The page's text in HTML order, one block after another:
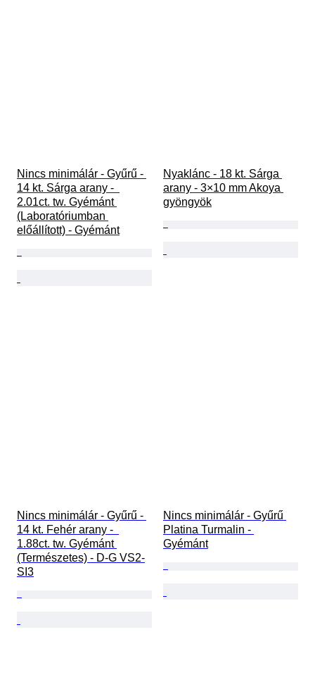
Nincs minimálár - Gyűrű -
14 kt. Sárga arany -
2.01ct. tw. Gyémánt
(Laboratóriumban
előállított) - Gyémánt
Nyaklánc - 18 kt. Sárga
arany - 3×10 mm Akoya
gyöngyök
Nincs minimálár - Gyűrű -
14 kt. Fehér arany -
1.88ct. tw. Gyémánt
(Természetes) - D-G VS2-
SI3
Nincs minimálár - Gyűrű
Platina Turmalin -
Gyémánt